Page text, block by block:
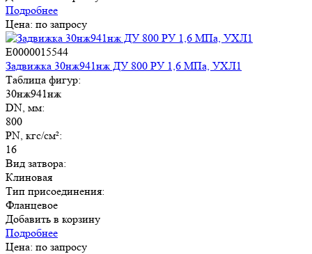
Подробнее
Цена: по запросу
E0000015544
Задвижка 30нж941нж ДУ 800 РУ 1,6 МПа, УХЛ1
Таблица фигур:
30нж941нж
DN, мм:
800
PN, кгс/см²:
16
Вид затвора:
Клиновая
Тип присоединения:
Фланцевое
Добавить в корзину
Подробнее
Цена: по запросу